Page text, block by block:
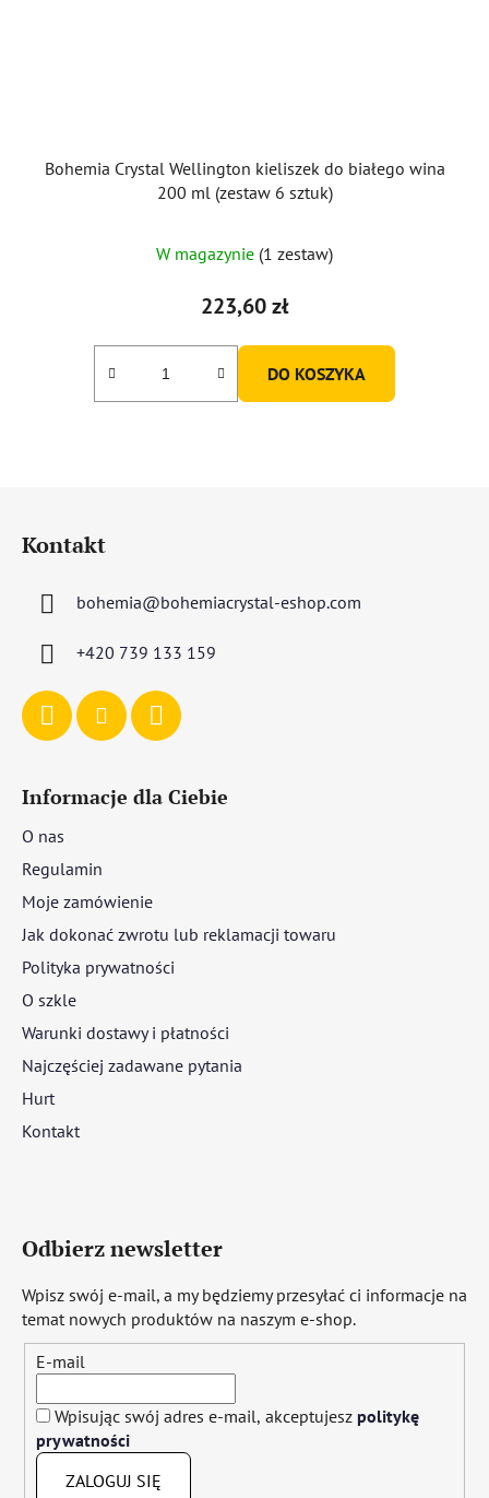
Bohemia Crystal Wellington kieliszek do białego wina
200 ml (zestaw 6 sztuk)
ocena
produktu
5,0
W magazynie (1 zestaw)
223,60 zł
DO KOSZYKA
Kontakt
bohemia@bohemiacrystal-eshop.com
+420 739 133 159
Informacje dla Ciebie
O nas
Regulamin
Moje zamówienie
Jak dokonać zwrotu lub reklamacji towaru
Polityka prywatności
O szkle
Warunki dostawy i płatności
Najczęściej zadawane pytania
Hurt
Kontakt
Odbierz newsletter
Wpisz swój e-mail, a my będziemy przesyłać ci informacje na
temat nowych produktów na naszym e-shop.
E-mail
Wpisując swój adres e-mail, akceptujesz politykę
prywatności
ZALOGUJ SIĘ